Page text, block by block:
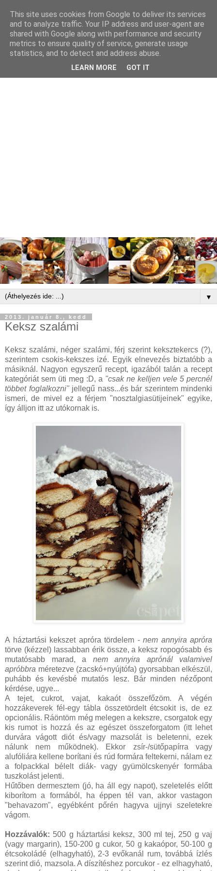
▼
2013. január 8., kedd
Keksz szalámi
Keksz szalámi, néger szalámi, férj szerint keksztekercs (?),
szerintem csokis-kekszes izé. Egyik elnevezés biztatóbb a
másiknál. Nagyon egyszerű recept, igazából talán a recept
kategóriát sem üti meg :D, a "csak ne kelljen vele 5 percnél
többet foglalkozni"jellegű nass...és bár szerintem mindenki
ismeri, de mivel ez a férjem "nosztalgiasütijeinek" egyike,
így álljon itt az utókornak is.
A háztartási kekszet apróra tördelem - nem annyira apróra
törve (kézzel) lassabban érik össze, a keksz ropogósabb és
mutatósabb marad, a nem annyira aprónál valamivel
apróbbra méretezve (zacskó+nyújtófa) gyorsabban elkészül,
puhább és kevésbé mutatós lesz. Bár minden nézőpont
kérdése, ugye...
A tejet, cukrot, vajat, kakaót összefőzöm. A végén
hozzákeverek fél-egy tábla összetördelt étcsokit is, de ez
opcionális. Ráöntöm még melegen a kekszre, csorgatok egy
kis rumot is hozzá és az egészet összeforgatom (itt lehet
durvára vágott diót és/vagy mazsolát is beletenni, ezek
nálunk nem működnek). Ekkor zsír-/sütőpapírra vagy
alufóliára kellene borítani és rúd formára feltekerni, nálam ez
a folpackkal bélelt diák- vagy gyümölcskenyér formába
tuszkolást jelenti.
Hűtőben dermesztem (jó, ha áll egy napot), szeletelés előtt
kiborítom a formából, ha éppen tél van, akkor vastagon
"behavazom", egyébként pőrén hagyva ujjnyi szeletekre
vágom.
Hozzávalók: 500 g háztartási keksz, 300 ml tej, 250 g vaj
(vagy margarin), 150-200 g cukor, 50 g kakaópor, 50-100 g
étcsokoládé (elhagyható), 2-3 evőkanál rum, továbbá ízlés
szerint dió, mazsola. A díszítéshez porcukor - ez elhagyható,
This site uses cookies from Google to deliver its services
and to analyze traffic. Your IP address and user-agent are
shared with Google along with performance and security
metrics to ensure quality of service, generate usage
statistics, and to detect and address abuse.
LEARN MORE GOT IT